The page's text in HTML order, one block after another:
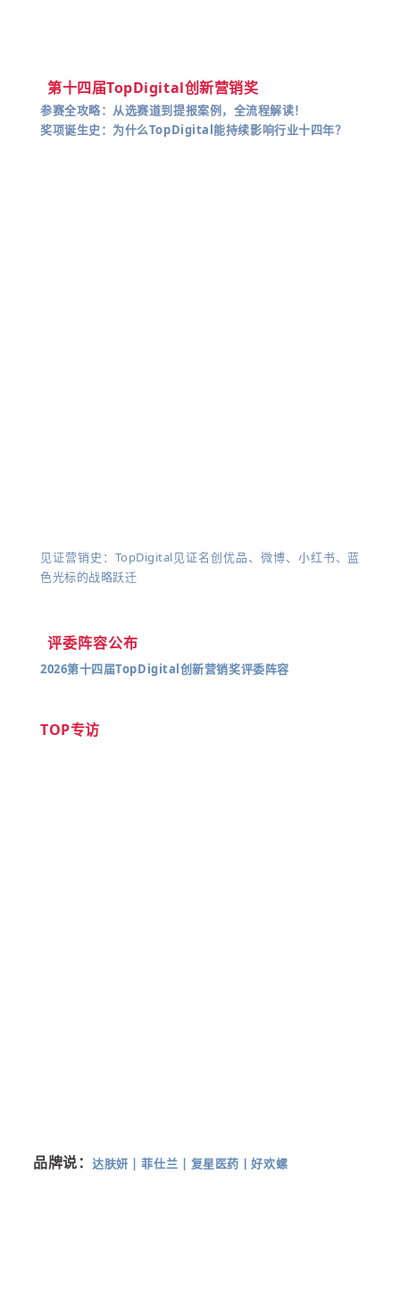
第十四届TopDigital创新营销奖
参赛全攻略：从选赛道到提报案例，全流程解读！
奖项诞生史：为什么TopDigital能持续影响行业十四年？
见证营销史：TopDigital见证名创优品、微博、小红书、蓝
色光标的战略跃迁
评委阵容公布
2026第十四届TopDigital创新营销奖评委阵容
TOP专访
品牌说：达肤妍 |菲仕兰 | 复星医药 丨好欢螺